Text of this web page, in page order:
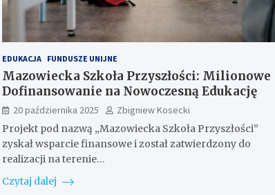
EDUKACJA FUNDUSZE UNIJNE
Mazowiecka Szkoła Przyszłości: Milionowe
Dofinansowanie na Nowoczesną Edukację
20 października 2025
Zbigniew Kosecki
Projekt pod nazwą „Mazowiecka Szkoła Przyszłości”
zyskał wsparcie finansowe i został zatwierdzony do
realizacji na terenie…
Czytaj dalej